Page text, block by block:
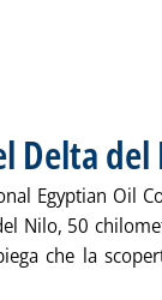
Delta
Egyptian Oil
Nilo, 50
che la